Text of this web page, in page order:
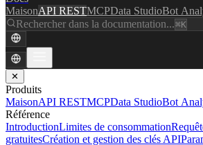
MaisonAPI RESTMCPData StudioBot
Rechercher dans la documentation...⌘K
✕
Produits
MaisonAPI RESTMCPData StudioBot
Référence
IntroductionLimites de consommation
gratuitesCréation et gestion des clés API